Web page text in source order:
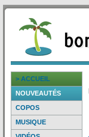
> ACCUEIL
NOUVEAUTÉS
COPOS
MUSIQUE